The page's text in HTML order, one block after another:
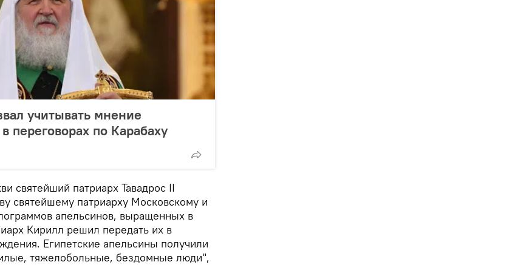
учитывать мнение
переговорах по Карабаху
святейший патриарх Тавадрос II
святейшему патриарху Московскому и
апельсинов, выращенных в
Кирилл решил передать их в
Египетские апельсины получили
тяжелобольные, бездомные люди",